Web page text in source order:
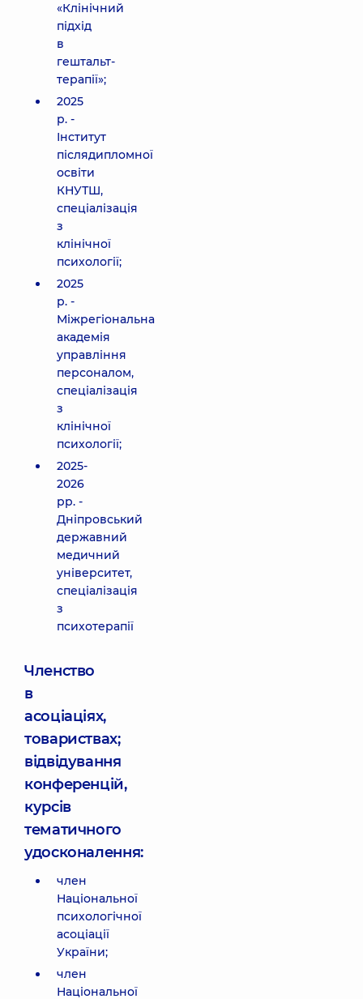
«Клінічний
підхід
в
гештальт-
терапії»;
2025
р. -
Інститут
післядипломної
освіти
КНУТШ,
спеціалізація
з
клінічної
психології;
2025
р. -
Міжрегіональна
академія
управління
персоналом,
спеціалізація
з
клінічної
психології;
2025-
2026
рр. -
Дніпровський
державний
медичний
університет,
спеціалізація
з
психотерапії
Членство
в
асоціаціях,
товариствах;
відвідування
конференцій,
курсів
тематичного
удосконалення:
член
Національної
психологічної
асоціації
України;
член
Національної